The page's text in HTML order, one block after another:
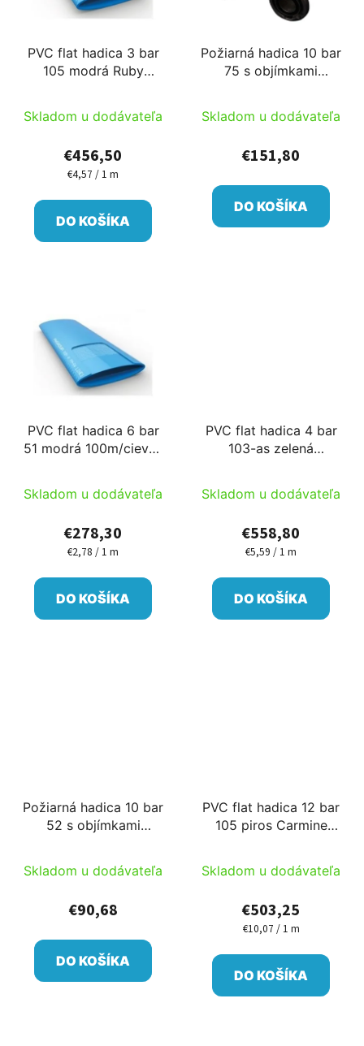
PVC flat hadica 3 bar
105 modrá Ruby
Skladom u dodávateľa
€456,50
Jednotková
€4,57 / 1 m
DO KOŠÍKA
Požiarná hadica 10 bar
75 s objímkami
Skladom u dodávateľa
€151,80
DO KOŠÍKA
PVC flat hadica 6 bar
51 modrá 100m/cievka
Skladom u dodávateľa
€278,30
Jednotková
€2,78 / 1 m
DO KOŠÍKA
PVC flat hadica 4 bar
103-as zelená
Skladom u dodávateľa
€558,80
Jednotková
€5,59 / 1 m
DO KOŠÍKA
Požiarná hadica 10 bar
52 s objímkami
Skladom u dodávateľa
€90,68
DO KOŠÍKA
PVC flat hadica 12 bar
105 piros Carmine
Skladom u dodávateľa
€503,25
Jednotková
€10,07 / 1 m
DO KOŠÍKA